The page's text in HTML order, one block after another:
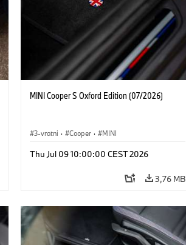
MINI Cooper S Oxford Edition (07/2026)
3-vratni · Cooper · MINI
Thu Jul 09 10:00:00 CEST 2026
3,76 MB